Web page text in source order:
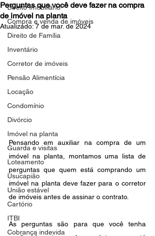
Direito Imobiliário
Compra e venda de imóveis
Direito de Família
Inventário
Corretor de imóveis
Pensão Alimentícia
Locação
Condomínio
Divórcio
Imóvel na planta
Guarda e visitas
Loteamento
Usucapião
União estável
Cartório
ITBI
Cobrança indevida
Perguntas que você deve fazer na compra
de imóvel na planta
Atualizado:7 de mar. de 2024
Pensando em auxiliar na compra de um
imóvel na planta, montamos uma lista de
perguntas que quem está comprando um
imóvel na planta deve fazer para o corretor
de imóveis antes de assinar o contrato.
As perguntas são para que você tenha